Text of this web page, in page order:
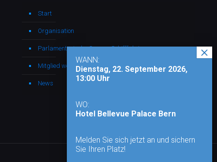
Start
Organisation
Parlamentarische Gruppe Schifffahrt
Mitglied werden
News
WANN:
Dienstag, 22. September 2026,
13:00 Uhr
WO:
Hotel Bellevue Palace Bern
Melden Sie sich jetzt an und sichern
Sie Ihren Platz!